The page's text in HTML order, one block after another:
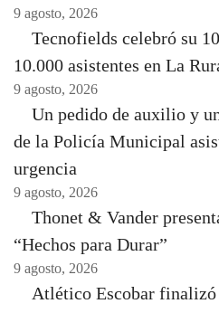
9 agosto, 2026
Tecnofields celebró su
10.000 asistentes en La
9 agosto, 2026
Un pedido de auxilio y
de la Policía Municipal
urgencia
9 agosto, 2026
Thonet & Vander
“Hechos para Durar”
9 agosto, 2026
Atlético Escobar finalizó